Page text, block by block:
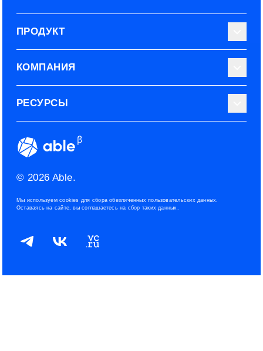
ПРОДУКТ
Библиотека тестов
Используйте Able
Эксперты
ROI рекрутинга
КОМПАНИЯ
О нас
Наши контакты
Условия использования
РЕСУРСЫ
Сообщество
© 2026 Able.
Мы используем cookies для сбора обезличенных пользовательских данных.
Оставаясь на сайте, вы соглашаетесь на сбор таких данных.